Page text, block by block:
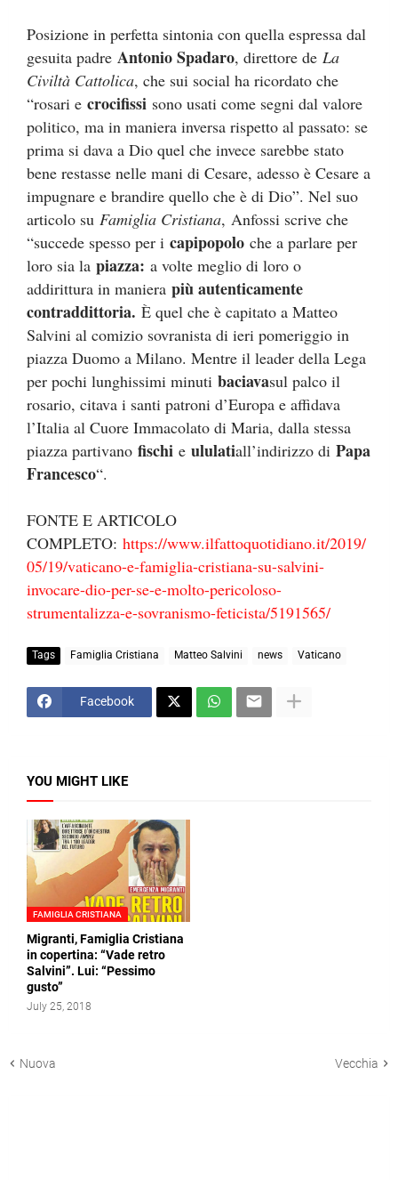
Posizione in perfetta sintonia con quella espressa dal
gesuita padre Antonio Spadaro, direttore de La
Civiltà Cattolica, che sui social ha ricordato che
“rosari e crocifissi sono usati come segni dal valore
politico, ma in maniera inversa rispetto al passato: se
prima si dava a Dio quel che invece sarebbe stato
bene restasse nelle mani di Cesare, adesso è Cesare a
impugnare e brandire quello che è di Dio”. Nel suo
articolo su Famiglia Cristiana, Anfossi scrive che
“succede spesso per i capipopolo che a parlare per
loro sia la piazza: a volte meglio di loro o
addirittura in maniera più autenticamente
contraddittoria. È quel che è capitato a Matteo
Salvini al comizio sovranista di ieri pomeriggio in
piazza Duomo a Milano. Mentre il leader della Lega
per pochi lunghissimi minuti baciavasul palco il
rosario, citava i santi patroni d’Europa e affidava
l’Italia al Cuore Immacolato di Maria, dalla stessa
piazza partivano fischi e ululatiall’indirizzo di Papa
Francesco“.
FONTE E ARTICOLO
COMPLETO: https://www.ilfattoquotidiano.it/2019/
05/19/vaticano-e-famiglia-cristiana-su-salvini-
invocare-dio-per-se-e-molto-pericoloso-
strumentalizza-e-sovranismo-feticista/5191565/
Tags Famiglia Cristiana Matteo Salvini news Vaticano
Facebook
YOU MIGHT LIKE
FAMIGLIA CRISTIANA
Migranti, Famiglia Cristiana
in copertina: “Vade retro
Salvini”. Lui: “Pessimo
gusto”
July 25, 2018
Nuova Vecchia